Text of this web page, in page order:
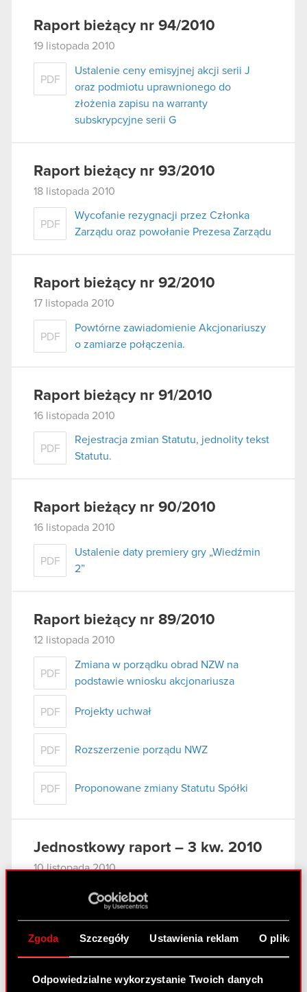
Zgoda Szczegóły Ustawienia reklam O
Odpowiedzialne wykorzystanie Twoich danych
Raport bieżący nr 94/2010
19 listopada 2010
PDF
Ustalenie ceny emisyjnej akcji serii J
oraz podmiotu uprawnionego do
złożenia zapisu na warranty
subskrypcyjne serii G
Raport bieżący nr 93/2010
18 listopada 2010
PDF
Wycofanie rezygnacji przez Członka
Zarządu oraz powołanie Prezesa Zarządu
Raport bieżący nr 92/2010
17 listopada 2010
PDF
Powtórne zawiadomienie Akcjonariuszy
o zamiarze połączenia.
Raport bieżący nr 91/2010
16 listopada 2010
PDF
Rejestracja zmian Statutu, jednolity tekst
Statutu.
Raport bieżący nr 90/2010
16 listopada 2010
PDF
Ustalenie daty premiery gry „Wiedźmin
2”
Raport bieżący nr 89/2010
12 listopada 2010
PDF
Zmiana w porządku obrad NZW na
podstawie wniosku akcjonariusza
PDF Projekty uchwał
PDF Rozszerzenie porządu NWZ
PDF Proponowane zmiany Statutu Spółki
Jednostkowy raport – 3 kw. 2010
10 listopada 2010
Raport za 3 kwartał 2010 r
PDF Jednostkowe sprawozdanie finansowe
PDF Wybrane dane finansowe